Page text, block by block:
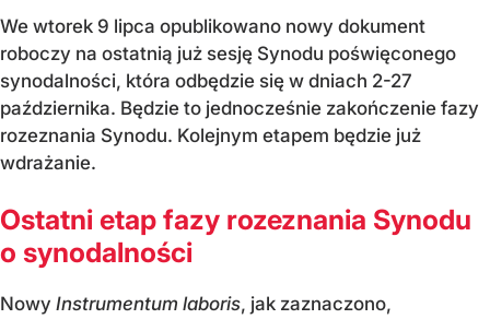
We wtorek 9 lipca opublikowano nowy dokument
roboczy na ostatnią już sesję Synodu poświęconego
synodalności, która odbędzie się w dniach 2-27
października. Będzie to jednocześnie zakończenie fazy
rozeznania Synodu. Kolejnym etapem będzie już
wdrażanie.
Ostatni etap fazy rozeznania Synodu
o synodalności
Nowy Instrumentum laboris, jak zaznaczono,